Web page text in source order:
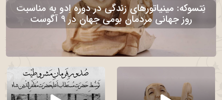
نِتسوکه: مینیاتورهای زندگی در دوره اِدو به مناسبت
روز جهانی مردمان بومی جهان در 9 آگوست